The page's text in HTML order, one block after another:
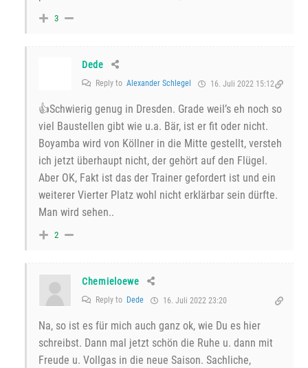
3
Dede
Reply to Alexander Schlegel 16. Juli 2022 15:12
👍Schwierig genug in Dresden. Grade weil’s eh noch so
viel Baustellen gibt wie u.a. Bär, ist er fit oder nicht.
Boyamba wird von Köllner in die Mitte gestellt, versteh
ich jetzt überhaupt nicht, der gehört auf den Flügel.
Aber OK, Fakt ist das der Trainer gefordert ist und ein
weiterer Vierter Platz wohl nicht erklärbar sein dürfte.
Man wird sehen..
2
Chemieloewe
Reply to Dede 16. Juli 2022 23:20
Na, so ist es für mich auch ganz ok, wie Du es hier
schreibst. Dann mal jetzt schön die Ruhe u. dann mit
Freude u. Vollgas in die neue Saison. Sachliche,